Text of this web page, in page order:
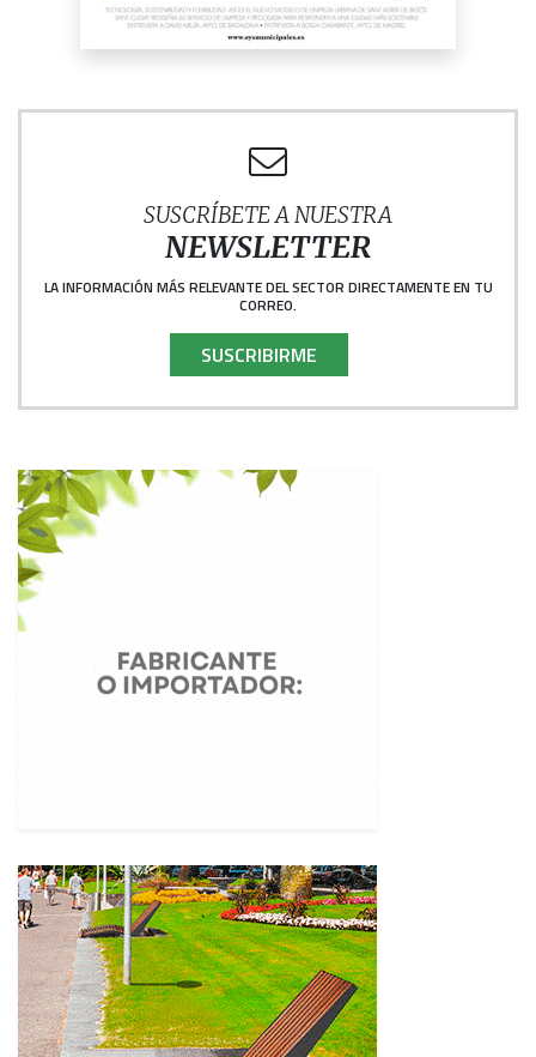
SUSCRÍBETE A NUESTRA
NEWSLETTER
LA INFORMACIÓN MÁS RELEVANTE DEL SECTOR DIRECTAMENTE EN TU
CORREO.
SUSCRIBIRME